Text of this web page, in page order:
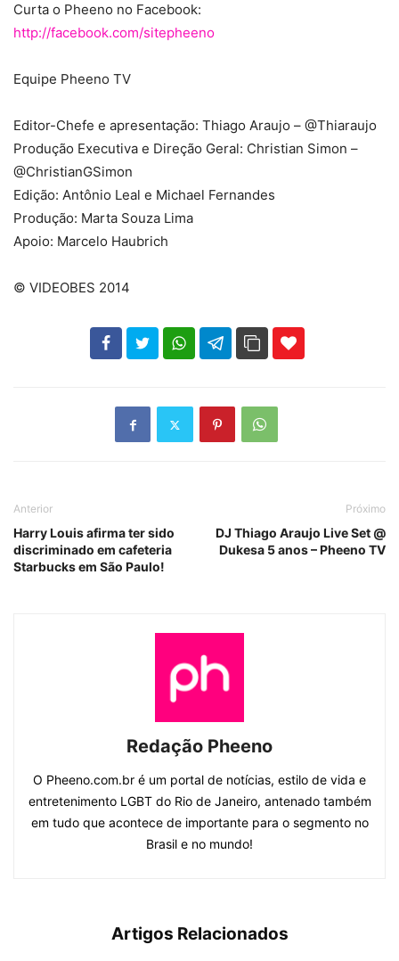
Curta o Pheeno no Facebook:
http://facebook.com/sitepheeno
Equipe Pheeno TV
Editor-Chefe e apresentação: Thiago Araujo – @Thiaraujo
Produção Executiva e Direção Geral: Christian Simon –
@ChristianGSimon
Edição: Antônio Leal e Michael Fernandes
Produção: Marta Souza Lima
Apoio: Marcelo Haubrich
© VIDEOBES 2014
102 35
Anterior
Harry Louis afirma ter sido
discriminado em cafeteria
Starbucks em São Paulo!
Próximo
DJ Thiago Araujo Live Set @
Dukesa 5 anos – Pheeno TV
Redação Pheeno
O Pheeno.com.br é um portal de notícias, estilo de vida e
entretenimento LGBT do Rio de Janeiro, antenado também
em tudo que acontece de importante para o segmento no
Brasil e no mundo!
Artigos Relacionados